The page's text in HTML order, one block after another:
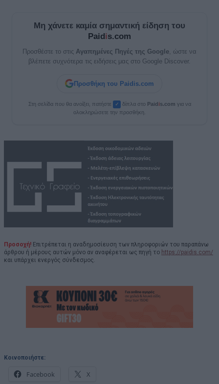
Μη χάνετε καμία σημαντική είδηση του
Paidis.com
Προσθέστε το στις Αγαπημένες Πηγές της Google , ώστε να
βλέπετε συχνότερα τις ειδήσεις μας στο Google Discover.
Προσθήκη του Paidis.com
Στη σελίδα που θα ανοίξει, πατήστε ✓ δίπλα στο Paidis.com για να
ολοκληρώσετε την προσθήκη.
Προσοχή! Επιτρέπεται η αναδημοσίευση των πληροφοριών του παραπάνω
άρθρου ή μέρους αυτών μόνο αν αναφέρεται ως πηγή το https://paidis.com/
και υπάρχει ενεργός σύνδεσμος.
Κοινοποιήστε:
Facebook X